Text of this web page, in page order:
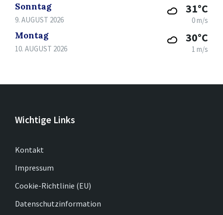
Sonntag
9. AUGUST 2026
31°C
0 m/s
Montag
10. AUGUST 2026
30°C
1 m/s
Wichtige Links
Kontakt
Impressum
Cookie-Richtlinie (EU)
Datenschutzinformation